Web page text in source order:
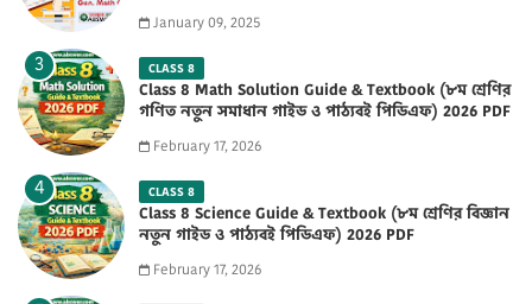
January 09, 2025
CLASS 8
Class 8 Math Solution Guide & Textbook (৮ম শ্রেণির
গণিত নতুন সমাধান গাইড ও পাঠ্যবই পিডিএফ) 2026 PDF
February 17, 2026
CLASS 8
Class 8 Science Guide & Textbook (৮ম শ্রেণির বিজ্ঞান
নতুন গাইড ও পাঠ্যবই পিডিএফ) 2026 PDF
February 17, 2026